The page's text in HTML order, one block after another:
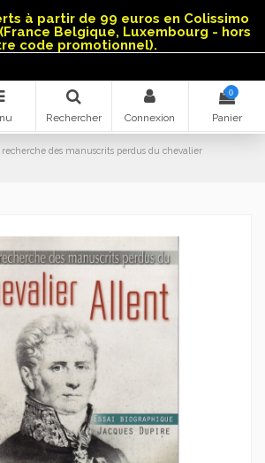
à partir de 99 euros en Colissimo
Belgique, Luxembourg - hors
code promotionnel).
Rechercher Connexion
0
Panier
recherche des manuscrits perdus du chevalier